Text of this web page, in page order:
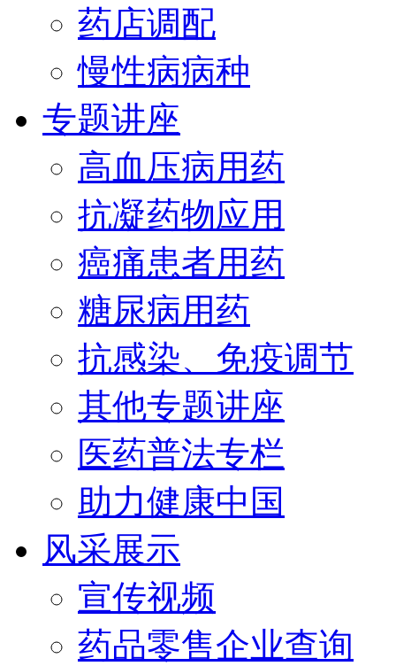
药店调配
慢性病病种
专题讲座
高血压病用药
抗凝药物应用
癌痛患者用药
糖尿病用药
抗感染、免疫调节
其他专题讲座
医药普法专栏
助力健康中国
风采展示
宣传视频
药品零售企业查询